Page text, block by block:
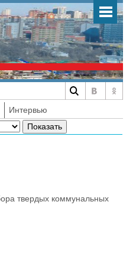
Интервью
твердых коммунальных